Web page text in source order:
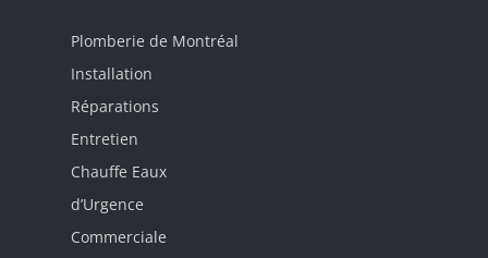
Plomberie de Montréal
Installation
Réparations
Entretien
Chauffe Eaux
d’Urgence
Commerciale